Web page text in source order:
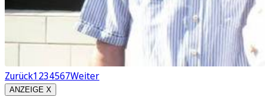
Zurück1234567Weiter
ANZEIGE X